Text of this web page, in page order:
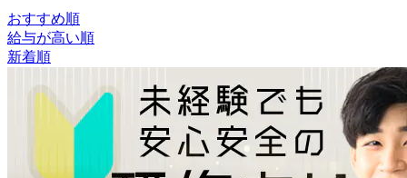
おすすめ順
給与が高い順
新着順